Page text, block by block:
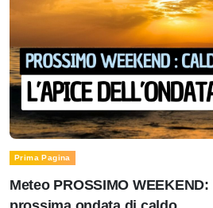
Prima Pagina
Meteo PROSSIMO